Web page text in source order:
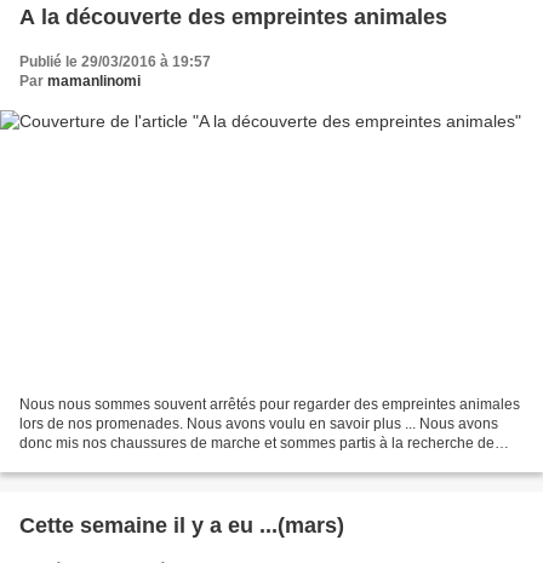
A la découverte des empreintes animales
Publié le 29/03/2016 à 19:57
Par mamanlinomi
Nous nous sommes souvent arrêtés pour regarder des empreintes animales
lors de nos promenades. Nous avons voulu en savoir plus ... Nous avons
donc mis nos chaussures de marche et sommes partis à la recherche de
Cette semaine il y a eu ...(mars)